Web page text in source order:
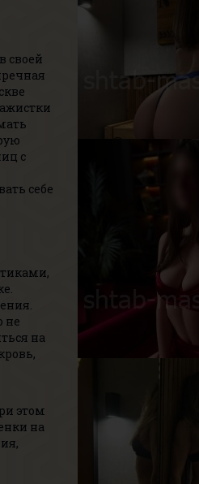
своей
с
себе
не
на
этом
на
65 кг
178 см
63 кг